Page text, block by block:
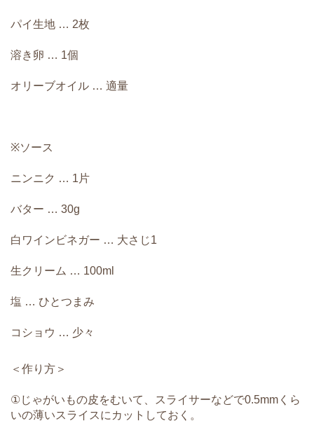
パイ生地 … 2枚
溶き卵 … 1個
オリーブオイル … 適量
※ソース
ニンニク … 1片
バター … 30g
白ワインビネガー … 大さじ1
生クリーム … 100ml
塩 … ひとつまみ
コショウ … 少々
＜作り方＞
①じゃがいもの皮をむいて、スライサーなどで0.5mmくら
いの薄いスライスにカットしておく。